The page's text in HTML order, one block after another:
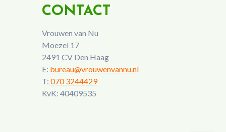
CONTACT
Vrouwen van Nu
Moezel 17
2491 CV Den Haag
E: bureau@vrouwenvannu.nl
T: 070 3244429
KvK: 40409535